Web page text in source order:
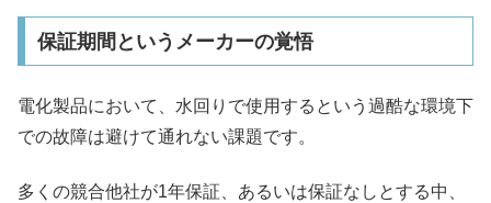
保証期間というメーカーの覚悟
電化製品において、水回りで使用するという過酷な環境下
での故障は避けて通れない課題です。
多くの競合他社が1年保証、あるいは保証なしとする中、